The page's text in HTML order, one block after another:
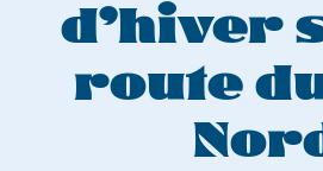
d’hiver
route